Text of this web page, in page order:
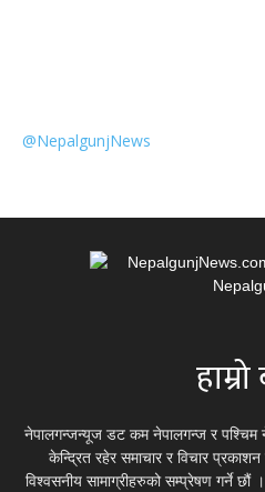
@NepalgunjNews
नेपालगन्जन्यूज डट कम नेपालगन्ज र पश्चिम
केन्द्रित रहेर समाचार र विचार
विश्वसनीय सामाग्रीहरुको सम्प्रेषण गर्ने